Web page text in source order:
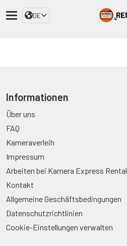
DE
Informationen
Über uns
FAQ
Kameraverleih
Impressum
Arbeiten bei Kamera Express Rental
Kontakt
Allgemeine Geschäftsbedingungen
Datenschutzrichtlinien
Cookie-Einstellungen verwalten